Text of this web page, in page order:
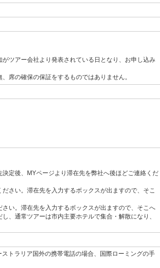
ツアー会社より発表されている日となり、お申し込み
席の確保の保証をするものではありません。
定後、MYページより滞在先を弊社へ後ほどご連絡くだ
さい。滞在先を入力するボックスが出ますので、そこ
い。滞在先を入力するボックスが出ますので、そこへ
、通常ツアーは市内主要ホテルで集合・解散になり、
トラリア国外の携帯電話の場合、国際ローミングの手